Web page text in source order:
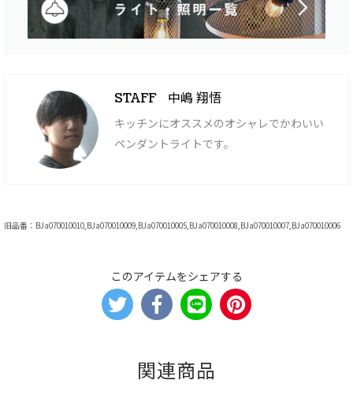
STAFF 中嶋 翔悟
キッチンにオススメのオシャレでかわいい
ペンダントライトです。
旧品番：BJa070010010,BJa070010009,BJa070010005,BJa070010008,BJa070010007,BJa070010006
このアイテムをシェアする
関連商品